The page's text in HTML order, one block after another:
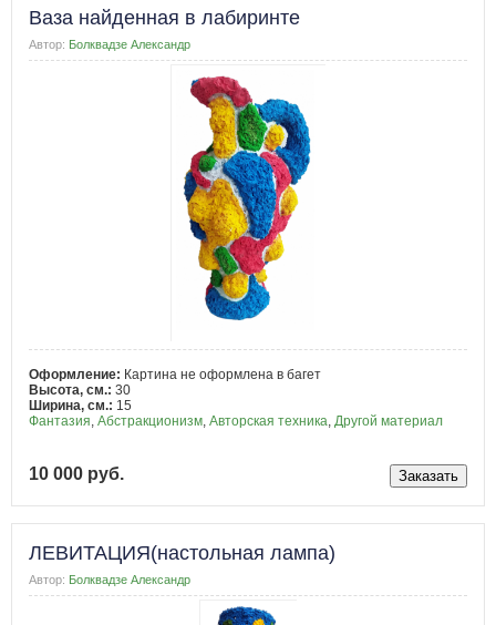
Ваза найденная в лабиринте
Автор: Болквадзе Александр
Оформление: Картина не оформлена в багет
Высота, см.: 30
Ширина, см.: 15
Фантазия, Абстракционизм, Авторская техника, Другой материал
10 000 руб.
ЛЕВИТАЦИЯ(настольная лампа)
Автор: Болквадзе Александр